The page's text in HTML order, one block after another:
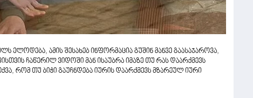
ელოდება, ამის შესახებ ინფორმაცია გუშინ მანვე გაასაჯაროვა,
ჩაწერილ ვიდოში მან ისაუბრა იმაზე თუ რას დაარქმევს
რომ თუ ბიჭი გაუჩნდება იურის დაარქმევს მზარეულ იური